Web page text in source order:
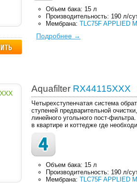
Объем бака: 15 л
Производительность: 190 л/
Мембрана: TLC75F APPLIED
Подробнее →
Aquafilter RX44115XXX
Четырехступенчатая система
ступеней предварительной
линейного угольного пост-
в квартире и коттедже где
Объем бака: 15 л
Производительность: 190 л/
Мембрана: TLC75F APPLIED